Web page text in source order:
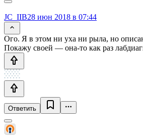
JC_IIB28 июн 2018 в 07:44
Ого. Я в этом ни уха ни рыла, но
Покажу своей — она-то как раз
Ответить